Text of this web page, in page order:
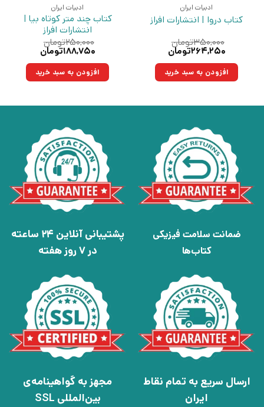
ادبیات ایران
کتاب دروا | انتشارات افراز
۳۵۰,۰۰۰تومان
قیمت
۳۵۰,۰۰۰تومان
بود.
۲۶۴,۲۵۰تومان
۲۶۴,۲۵۰تومان.افزودن به سبد خرید
ادبیات ایران
کتاب چند متر کوتاه‌ بیا |
انتشارات افراز
۲۵۰,۰۰۰تومان
قیمت
۲۵۰,۰۰۰تومان
بود.
۱۸۸,۷۵۰تومان
۱۸۸,۷۵۰تومان.افزودن به سبد خرید
ضمانت سلامت فیزیکی
کتاب‌ها
پشتیبانی آنلاین 24 ساعته
در 7 روز هفته
ارسال سریع به تمام نقاط
ایران
مجهز به گواهینامه‌ی
بین‌المللی SSL